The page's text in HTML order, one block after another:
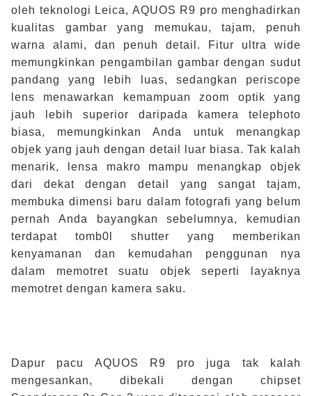
oleh teknologi Leica, AQUOS R9 pro menghadirkan
kualitas gambar yang memukau, tajam, penuh
warna alami, dan penuh detail. Fitur ultra wide
memungkinkan pengambilan gambar dengan sudut
pandang yang lebih luas, sedangkan periscope
lens menawarkan kemampuan zoom optik yang
jauh lebih superior daripada kamera telephoto
biasa, memungkinkan Anda untuk menangkap
objek yang jauh dengan detail luar biasa. Tak kalah
menarik, lensa makro mampu menangkap objek
dari dekat dengan detail yang sangat tajam,
membuka dimensi baru dalam fotografi yang belum
pernah Anda bayangkan sebelumnya, kemudian
terdapat tomb0l shutter yang memberikan
kenyamanan dan kemudahan penggunan nya
dalam memotret suatu objek seperti layaknya
memotret dengan kamera saku.
Dapur pacu AQUOS R9 pro juga tak kalah
mengesankan, dibekali dengan chipset